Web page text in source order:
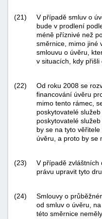
(21)
V případě smluv o
bude v prodlení
méně příznivé než
směrnice, mimo jiné
smlouvu o úvěru,
v situacích, kdy přišli
(22)
Od roku 2008 se
financování úvěru
mimo tento rámec,
poskytovatelé
poskytovatelé
by se na tyto
úvěru, a proto by se
(23)
V případě zvláštních
právu upravit tyto
(24)
Smlouvy o
od smluv o úvěru,
této směrnice